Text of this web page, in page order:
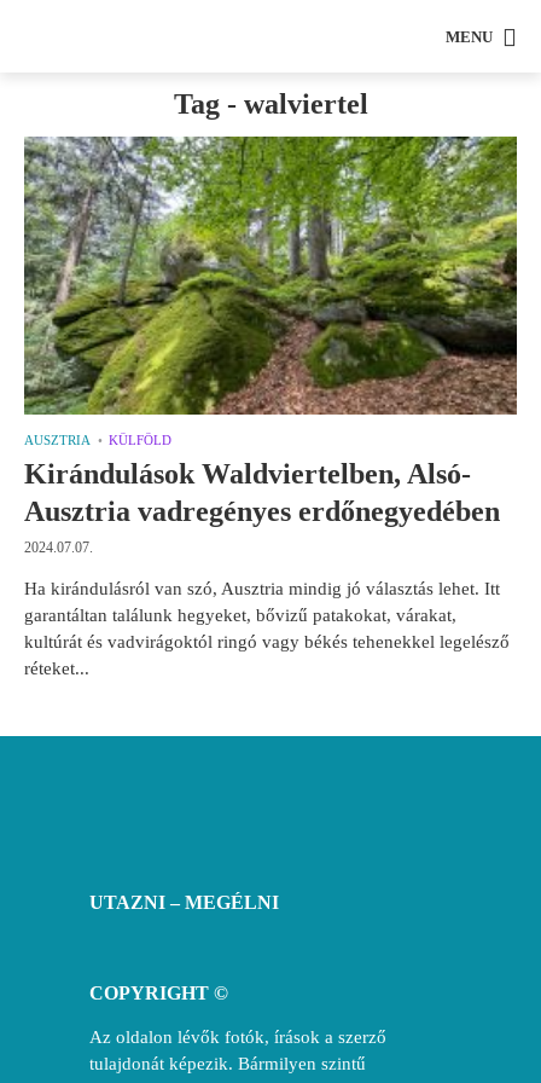
MENU
Tag - walviertel
AUSZTRIA KÜLFÖLD
Kirándulások Waldviertelben, Alsó-
Ausztria vadregényes erdőnegyedében
2024.07.07.
Ha kirándulásról van szó, Ausztria mindig jó választás lehet. Itt
garantáltan találunk hegyeket, bővizű patakokat, várakat,
kultúrát és vadvirágoktól ringó vagy békés tehenekkel legelésző
réteket...
UTAZNI – MEGÉLNI
COPYRIGHT ©
Az oldalon lévők fotók, írások a szerző
tulajdonát képezik. Bármilyen szintű